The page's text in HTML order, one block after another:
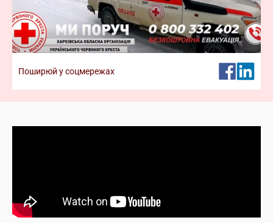
Поширюй у соцмережах
Запрошуємо всіх, хто бажає долучитися до нашої
команди. Відтепер реєстрація кандидатів у
волонтери
Дізнатися більше про волонтерство